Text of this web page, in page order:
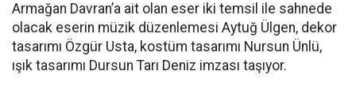
Armağan Davran’a ait olan eser iki temsil ile sahnede
olacak eserin müzik düzenlemesi Aytuğ Ülgen, dekor
tasarımı Özgür Usta, kostüm tasarımı Nursun Ünlü,
ışık tasarımı Dursun Tarı Deniz imzası taşıyor.